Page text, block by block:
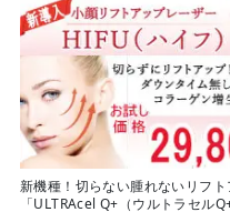
新機種！切らない腫れないリフ
「ULTRAcel Q+（ウルトラセル